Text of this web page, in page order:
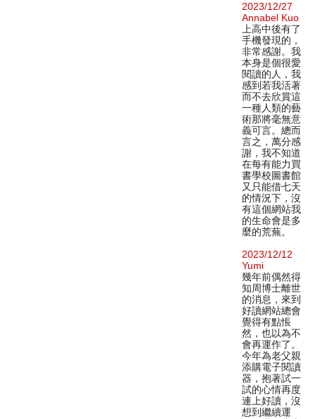
2023/12/27
Annabel Kuo
上高中後有了
手機發現的，
非常感謝。我
本身是個很愛
閱讀的人，我
感到若我活著
而不去欣賞這
一種人類的藝
術那將毫無意
義可言。總而
言之，萬分感
謝，我不知道
在每有能力買
書學校圖書館
又只能借七天
的情況下，沒
有這個網站我
的生命會是多
麼的荒蕪。
2023/12/12
Yumi
幾年前偶然得
知周博士離世
的消息，來到
好讀網站總會
覺得有點悵
然，也以為不
會再運作了。
今年為老父親
添購電子閱讀
器，抱著試一
試的心情再度
連上好讀，沒
想到繼續運